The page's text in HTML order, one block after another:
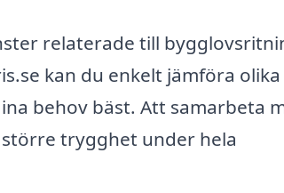
relaterade till
kan du enkelt jämföra olika
behov bäst. Att samarbeta
trygghet under hela